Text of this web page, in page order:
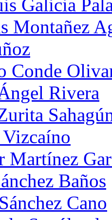
Galicia
Montañez
Conde
Rivera
Martínez
Baños
Cano